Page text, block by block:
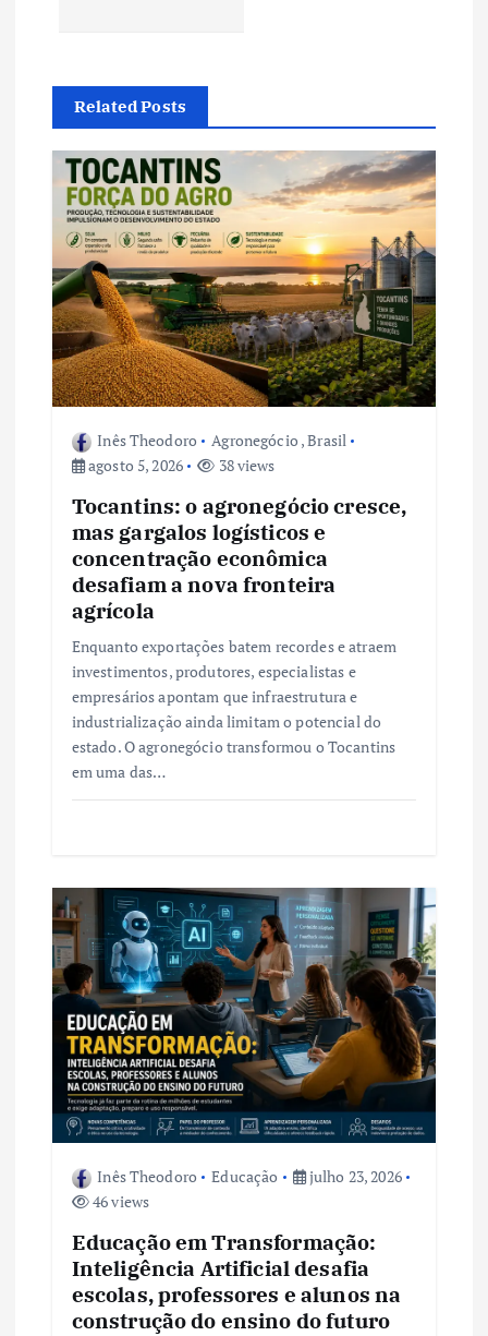
ã
o
d
e
P
o
Related Posts
Inês Theodoro Agronegócio ,Brasil
agosto 5, 2026
38 views
Tocantins: o agronegócio cresce,
mas gargalos logísticos e
concentração econômica
desafiam a nova fronteira
agrícola
Enquanto exportações batem recordes e atraem
investimentos, produtores, especialistas e
empresários apontam que infraestrutura e
industrialização ainda limitam o potencial do
estado. O agronegócio transformou o Tocantins
em uma das…
Inês Theodoro Educação
julho 23, 2026
46 views
Educação em Transformação:
Inteligência Artificial desafia
escolas, professores e alunos na
construção do ensino do futuro